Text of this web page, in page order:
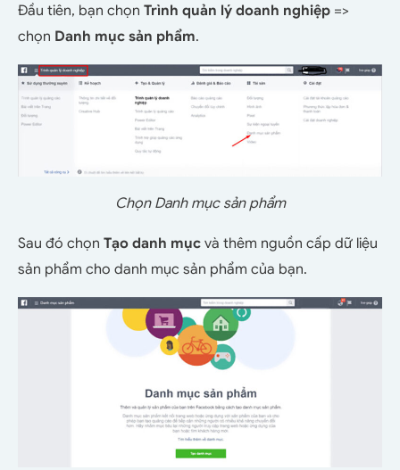
Đầu tiên, bạn chọn Trình quản lý doanh nghiệp =>
chọn Danh mục sản phẩm.
Chọn Danh mục sản phẩm
Sau đó chọn Tạo danh mục và thêm nguồn cấp dữ liệu
sản phẩm cho danh mục sản phẩm của bạn.